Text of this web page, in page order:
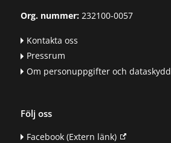
Org. nummer:232100-0057
Kontakta oss
Pressrum
Om personuppgifter och dataskydd
Följ oss
Facebook(Extern länk)